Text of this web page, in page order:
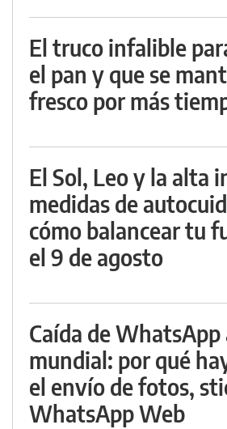
El truco infalible
el pan y que se
fresco por más
El Sol, Leo y la alta
medidas de
cómo balancear tu
el 9 de agosto
Caída de
mundial: por qué
el envío de fotos,
WhatsApp Web